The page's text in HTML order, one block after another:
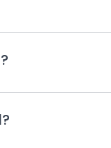
expandir